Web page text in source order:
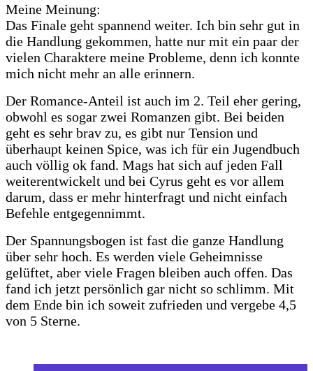
Meine Meinung:
Das Finale geht spannend weiter. Ich bin sehr gut in
die Handlung gekommen, hatte nur mit ein paar der
vielen Charaktere meine Probleme, denn ich konnte
mich nicht mehr an alle erinnern.
Der Romance-Anteil ist auch im 2. Teil eher gering,
obwohl es sogar zwei Romanzen gibt. Bei beiden
geht es sehr brav zu, es gibt nur Tension und
überhaupt keinen Spice, was ich für ein Jugendbuch
auch völlig ok fand. Mags hat sich auf jeden Fall
weiterentwickelt und bei Cyrus geht es vor allem
darum, dass er mehr hinterfragt und nicht einfach
Befehle entgegennimmt.
Der Spannungsbogen ist fast die ganze Handlung
über sehr hoch. Es werden viele Geheimnisse
gelüftet, aber viele Fragen bleiben auch offen. Das
fand ich jetzt persönlich gar nicht so schlimm. Mit
dem Ende bin ich soweit zufrieden und vergebe 4,5
von 5 Sterne.